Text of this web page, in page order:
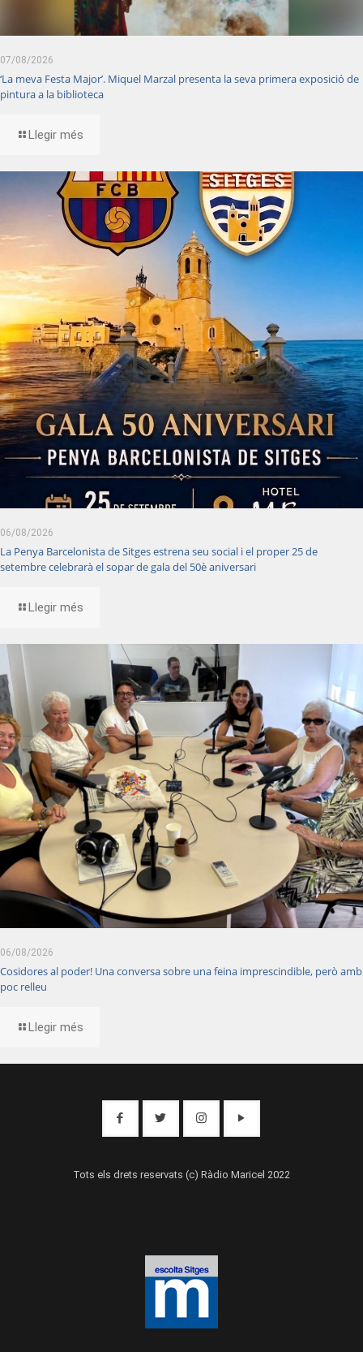
07/08/2026
‘La meva Festa Major’. Miquel Marzal presenta la seva primera exposició de
pintura a la biblioteca
Llegir més
06/08/2026
La Penya Barcelonista de Sitges estrena seu social i el proper 25 de
setembre celebrarà el sopar de gala del 50è aniversari
Llegir més
06/08/2026
Cosidores al poder! Una conversa sobre una feina imprescindible, però amb
poc relleu
Llegir més
Tots els drets reservats (c) Ràdio Maricel 2022